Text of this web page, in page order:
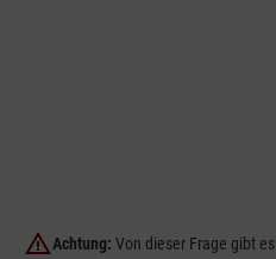
Achtung: Von dieser Frage gibt es